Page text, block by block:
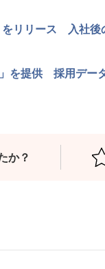
リリース 入社後
を提供 採用デー
か？